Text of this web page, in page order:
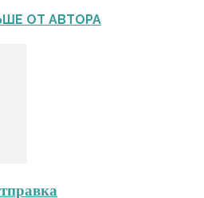
ОТ АВТОРА